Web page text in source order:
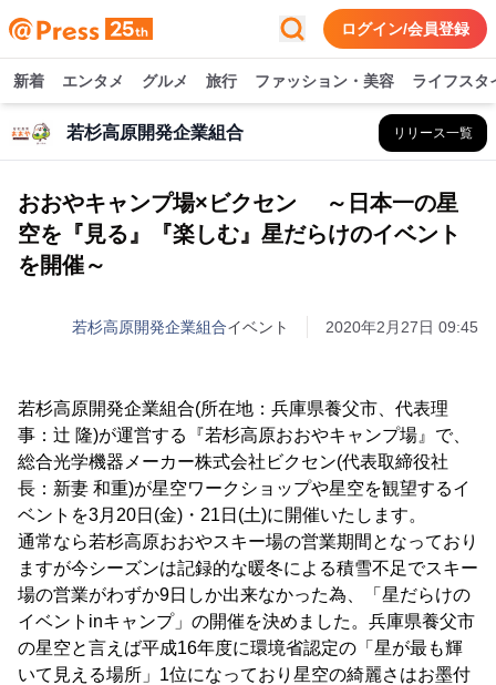
ログイン/会員登録
新着 エンタメ グルメ 旅行 ファッション・美容 ライフスタ
若杉高原開発企業組合 リリース一覧
おおやキャンプ場×ビクセン ～日本一の星
空を『見る』『楽しむ』星だらけのイベント
を開催～
若杉高原開発企業組合イベント 2020年2月27日 09:45
若杉高原開発企業組合(所在地：兵庫県養父市、代表理
事：辻 隆)が運営する『若杉高原おおやキャンプ場』で、
総合光学機器メーカー株式会社ビクセン(代表取締役社
長：新妻 和重)が星空ワークショップや星空を観望するイ
ベントを3月20日(金)・21日(土)に開催いたします。
通常なら若杉高原おおやスキー場の営業期間となっており
ますが今シーズンは記録的な暖冬による積雪不足でスキー
場の営業がわずか9日しか出来なかった為、「星だらけの
イベントinキャンプ」の開催を決めました。兵庫県養父市
の星空と言えば平成16年度に環境省認定の「星が最も輝
いて見える場所」1位になっており星空の綺麗さはお墨付